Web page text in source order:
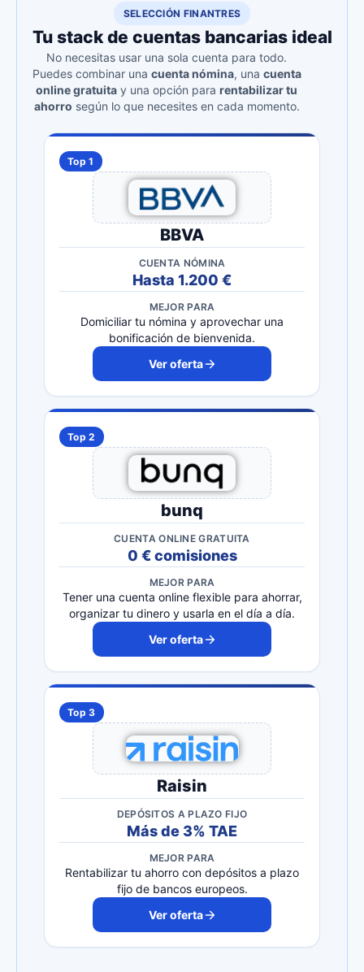
SELECCIÓN FINANTRES
Tu stack de cuentas bancarias ideal
No necesitas usar una sola cuenta para todo.
Puedes combinar una cuenta nómina, una cuenta
online gratuita y una opción para rentabilizar tu
ahorro según lo que necesites en cada momento.
Top 1
BBVA
CUENTA NÓMINA
Hasta 1.200 €
MEJOR PARA
Domiciliar tu nómina y aprovechar una
bonificación de bienvenida.
Ver oferta
Top 2
bunq
CUENTA ONLINE GRATUITA
0 € comisiones
MEJOR PARA
Tener una cuenta online flexible para ahorrar,
organizar tu dinero y usarla en el día a día.
Ver oferta
Top 3
Raisin
DEPÓSITOS A PLAZO FIJO
Más de 3% TAE
MEJOR PARA
Rentabilizar tu ahorro con depósitos a plazo
fijo de bancos europeos.
Ver oferta